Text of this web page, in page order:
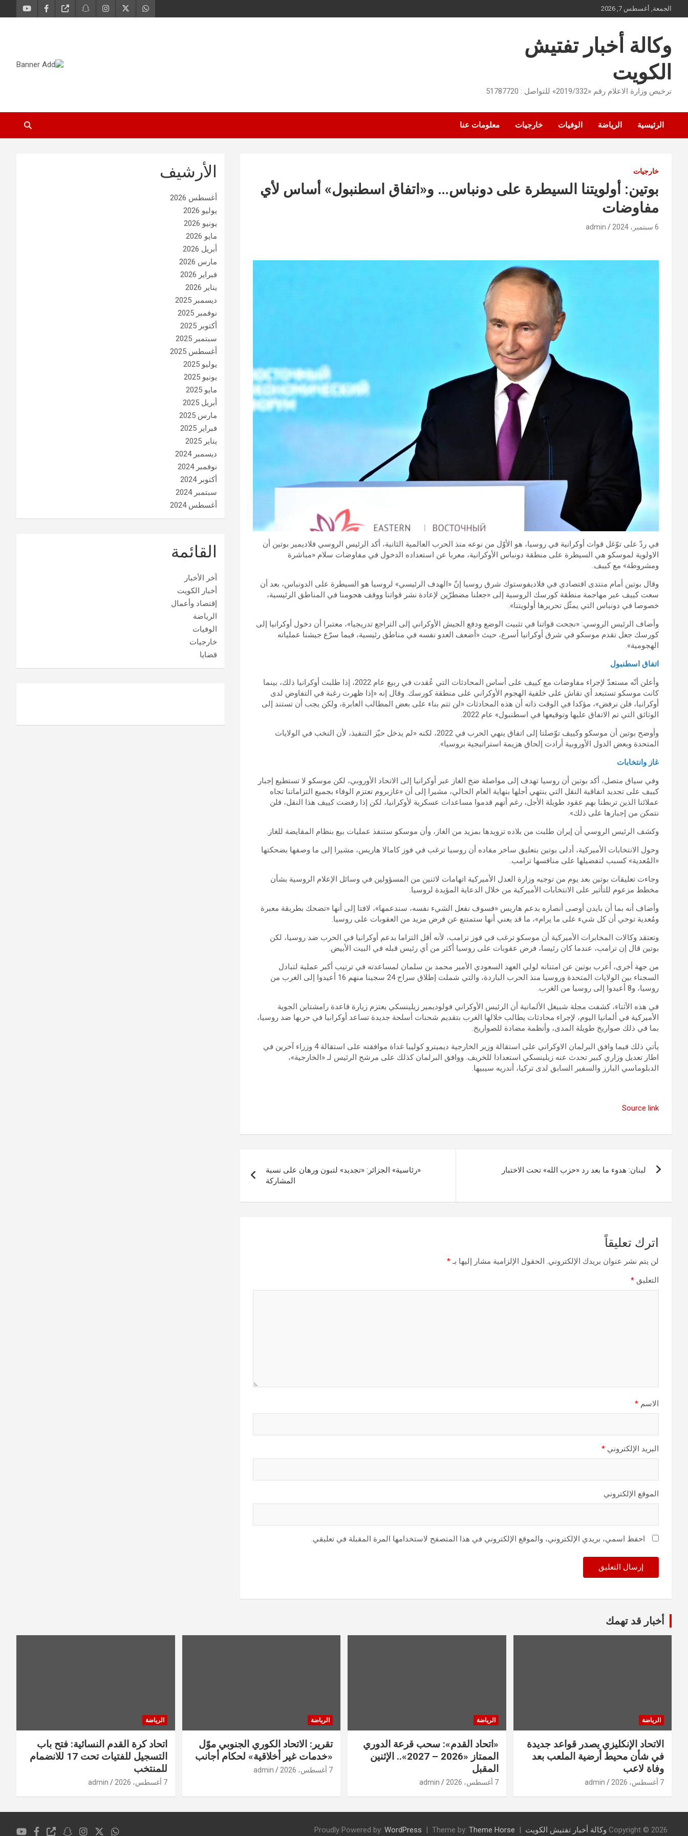
to
الجمعة, أغسطس 7, 2026
وكالة أخبار تفتيش
الكويت
ترخيص وزارة الاعلام رقم «2019/332» للتواصل : 51787720
الرئيسية الرياضة الوفيات خارجيات معلومات عنا
خارجيات
بوتين: أولويتنا السيطرة على دونباس… و«اتفاق اسطنبول» أساس لأي
مفاوضات
6 سبتمبر، 2024 admin
في ردّ على توّغل قوات أوكرانية في روسيا، هو الأوّل من نوعه منذ الحرب العالمية الثانية، أكد الرئيس الروسي فلاديمير بوتين أن
الاولوية لموسكو هي السيطرة على منطقة دونباس الأوكرانية، معربا عن استعداده الدخول في مفاوضات سلام «مباشرة
ومشروطة» مع كييف.
وقال بوتين أمام منتدى اقتصادي في فلاديفوستوك شرق روسيا إنّ «الهدف الرئيسي» لروسيا هو السيطرة على الدونباس، بعد أن
سعت كييف عبر مهاجمة منطقة كورسك الروسية إلى «جعلنا مضطرّين لإعادة نشر قواتنا ووقف هجومنا في المناطق الرئيسية،
خصوصا في دونباس التي يمثّل تحريرها أولويتنا».
وأضاف الرئيس الروسي: «نجحت قواتنا في تثبيت الوضع ودفع الجيش الأوكراني إلى التراجع تدريجيا»، معتبرا أن دخول أوكرانيا إلى
كورسك جعل تقدم موسكو في شرق أوكرانيا أسرع، حيث «أضعف العدو نفسه في مناطق رئيسية، فيما سرّع جيشنا عملياته
الهجومية».
اتفاق اسطنبول
وأعلن أنّه مستعدّ لإجراء مفاوضات مع كييف على أساس المحادثات التي عُقدت في ربيع عام 2022، إذا طلبت أوكرانيا ذلك، بينما
كانت موسكو تستبعد أي نقاش على خلفية الهجوم الأوكراني على منطقة كورسك. وقال إنه «إذا ظهرت رغبة في التفاوض لدى
أوكرانيا، فلن نرفض»، مؤكدا في الوقت ذاته أن هذه المحادثات «لن تتم بناء على بعض المطالب العابرة، ولكن يجب أن تستند إلى
الوثائق التي تم الاتفاق عليها وتوقيعها في اسطنبول» عام 2022.
وأوضح بوتين أن موسكو وكييف توّصلتا إلى اتفاق ينهي الحرب في 2022، لكنه «لم يدخل حيّز التنفيذ، لأن النخب في الولايات
المتحدة وبعض الدول الأوروبية أرادت إلحاق هزيمة استراتيجية بروسيا».
غاز وانتخابات
وفي سياق متصل، أكد بوتين أن روسيا تهدف إلى مواصلة ضخ الغاز عبر أوكرانيا إلى الاتحاد الأوروبي، لكن موسكو لا تستطيع إجبار
كييف على تجديد اتفاقية النقل التي ينتهي أجلها بنهاية العام الحالي، مشيرا إلى أن «غازبروم تعتزم الوفاء بجميع التزاماتنا تجاه
عملائنا الذين تربطنا بهم عقود طويلة الأجل، رغم أنهم قدموا مساعدات عسكرية لأوكرانيا، لكن إذا رفضت كييف هذا النقل، فلن
نتمكن من إجبارها على ذلك».
وكشف الرئيس الروسي أن إيران طلبت من بلاده تزويدها بمزيد من الغاز، وأن موسكو ستنفذ عمليات بيع بنظام المقايضة للغاز.
وحول الانتخابات الأميركية، أدلى بوتين بتعليق ساخر مفاده أن روسيا ترغب في فوز كامالا هاريس، مشيرا إلى ما وصفها بضحكتها
«المُعدية» كسبب لتفضيلها على منافسها ترامب.
وجاءت تعليقات بوتين بعد يوم من توجيه وزارة العدل الأميركية اتهامات لاثنين من المسؤولين في وسائل الإعلام الروسية بشأن
مخطط مزعوم للتأثير على الانتخابات الأميركية من خلال الدعاية المؤيدة لروسيا.
وأضاف أنه بما أن بايدن أوصى أنصاره بدعم هاريس «فسوف نفعل الشيء نفسه، سندعمها»، لافتا إلى أنها «تضحك بطريقة معبرة
ومُعدية توحي أن كل شيء على ما يرام»، ما قد يعني أنها ستمتنع عن فرض مزيد من العقوبات على روسيا.
وتعتقد وكالات المخابرات الأميركية أن موسكو ترغب في فوز ترامب، لأنه أقل التزاما بدعم أوكرانيا في الحرب ضد روسيا، لكن
بوتين قال إن ترامب، عندما كان رئيسا، فرض عقوبات على روسيا أكثر من أي رئيس قبله في البيت الأبيض.
من جهة أخرى، أعرب بوتين عن امتنانه لولي العهد السعودي الأمير محمد بن سلمان لمساعدته في ترتيب أكبر عملية لتبادل
السجناء بين الولايات المتحدة وروسيا منذ الحرب الباردة، والتي شملت إطلاق سراح 24 سجينا منهم 16 أعيدوا إلى الغرب من
روسيا، و8 أعيدوا إلى روسيا من الغرب.
في هذه الأثناء، كشفت مجلة شبيغل الألمانية أن الرئيس الأوكراني فولوديمير زيلينسكي يعتزم زيارة قاعدة رامشتاين الجوية
الأميركية في ألمانيا اليوم، لإجراء محادثات يطالب خلالها الغرب بتقديم شحنات أسلحة جديدة تساعد أوكرانيا في حربها ضد روسيا،
بما في ذلك صواريخ طويلة المدى، وأنظمة مضادة للصواريخ.
يأتي ذلك فيما وافق البرلمان الاوكراني على استقالة وزير الخارجية ديميترو كوليبا غداة موافقته على استقالة 4 وزراء آخرين في
اطار تعديل وزاري كبير تحدث عنه زيلينسكي استعدادا للخريف. ووافق البرلمان كذلك على مرشح الرئيس لـ «الخارجية»،
الدبلوماسي البارز والسفير السابق لدى تركيا، أندريه سيبيها.
Source link
المقالات
لبنان: هدوء ما بعد رد «حزب الله» تحت الاختبار
«رئاسية» الجزائر: «تجديد» لتبون ورهان على نسبة
المشاركة
اترك تعليقاً
لن يتم نشر عنوان بريدك الإلكتروني. الحقول الإلزامية مشار إليها بـ*
التعليق *
الاسم *
البريد الإلكتروني *
الموقع الإلكتروني
احفظ اسمي، بريدي الإلكتروني، والموقع الإلكتروني في هذا المتصفح لاستخدامها المرة المقبلة في تعليقي.
الأرشيف
أغسطس 2026
يوليو 2026
يونيو 2026
مايو 2026
أبريل 2026
مارس 2026
فبراير 2026
يناير 2026
ديسمبر 2025
نوفمبر 2025
أكتوبر 2025
سبتمبر 2025
أغسطس 2025
يوليو 2025
يونيو 2025
مايو 2025
أبريل 2025
مارس 2025
فبراير 2025
يناير 2025
ديسمبر 2024
نوفمبر 2024
أكتوبر 2024
سبتمبر 2024
أغسطس 2024
القائمة
آخر الأخبار
أخبار الكويت
إقتصاد وأعمال
الرياضة
الوفيات
خارجيات
قضايا
أخبار قد تهمك
الرياضة
الاتحاد الإنكليزي يصدر قواعد جديدة
في شأن محيط أرضية الملعب بعد
وفاة لاعب
7 أغسطس، 2026 admin
الرياضة
«اتحاد القدم»: سحب قرعة الدوري
الممتاز «2026 – 2027».. الإثنين
المقبل
7 أغسطس، 2026 admin
الرياضة
تقرير: الاتحاد الكوري الجنوبي موّل
«خدمات غير أخلاقية» لحكام أجانب
7 أغسطس، 2026 admin
الرياضة
اتحاد كرة القدم النسائية: فتح باب
التسجيل للفتيات تحت 17 للانضمام
للمنتخب
7 أغسطس، 2026 admin
Copyright © 2026 وكالة أخبار تفتيش الكويت Theme by: Theme Horse
Proudly Powered by: WordPress